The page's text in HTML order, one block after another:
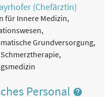
zur
(Detonisierung) der
Muskulatur bei
insbesondere bei
- und Fehlhaltungen
bei ME/CFS
(Chefärztin)
für Innere Medizin,
Grundversorgung,
Personal